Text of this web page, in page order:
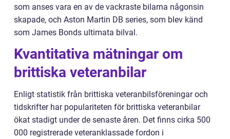
som anses vara en av de vackraste bilarna någonsin
skapade, och Aston Martin DB series, som blev känd
som James Bonds ultimata bilval.
Kvantitativa mätningar om
brittiska veteranbilar
Enligt statistik från brittiska veteranbilsföreningar och
tidskrifter har populariteten för brittiska veteranbilar
ökat stadigt under de senaste åren. Det finns cirka 500
000 registrerade veteranklassade fordon i